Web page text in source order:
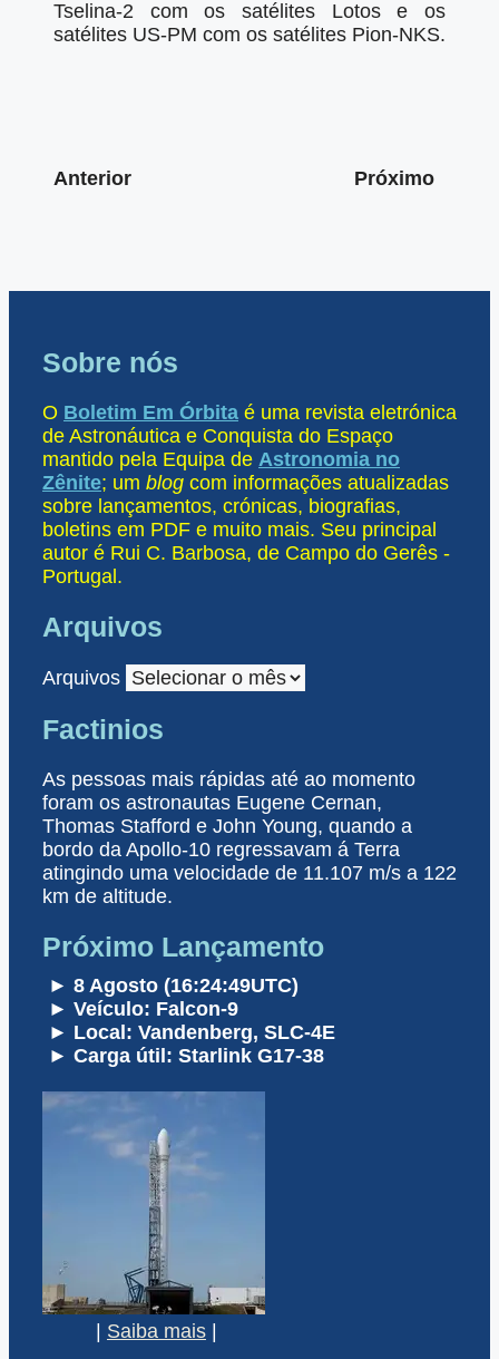
Tselina-2 com os satélites Lotos e os
satélites US-PM com os satélites Pion-NKS.
Anterior Próximo
Sobre nós
O Boletim Em Órbita é uma revista eletrónica
de Astronáutica e Conquista do Espaço
mantido pela Equipa de Astronomia no
Zênite; um blog com informações atualizadas
sobre lançamentos, crónicas, biografias,
boletins em PDF e muito mais. Seu principal
autor é Rui C. Barbosa, de Campo do Gerês -
Portugal.
Arquivos
Arquivos
Factinios
As pessoas mais rápidas até ao momento
foram os astronautas Eugene Cernan,
Thomas Stafford e John Young, quando a
bordo da Apollo-10 regressavam á Terra
atingindo uma velocidade de 11.107 m/s a 122
km de altitude.
Próximo Lançamento
► 8 Agosto (16:24:49UTC)
► Veículo: Falcon-9
► Local: Vandenberg, SLC-4E
► Carga útil: Starlink G17-38
Saiba mais